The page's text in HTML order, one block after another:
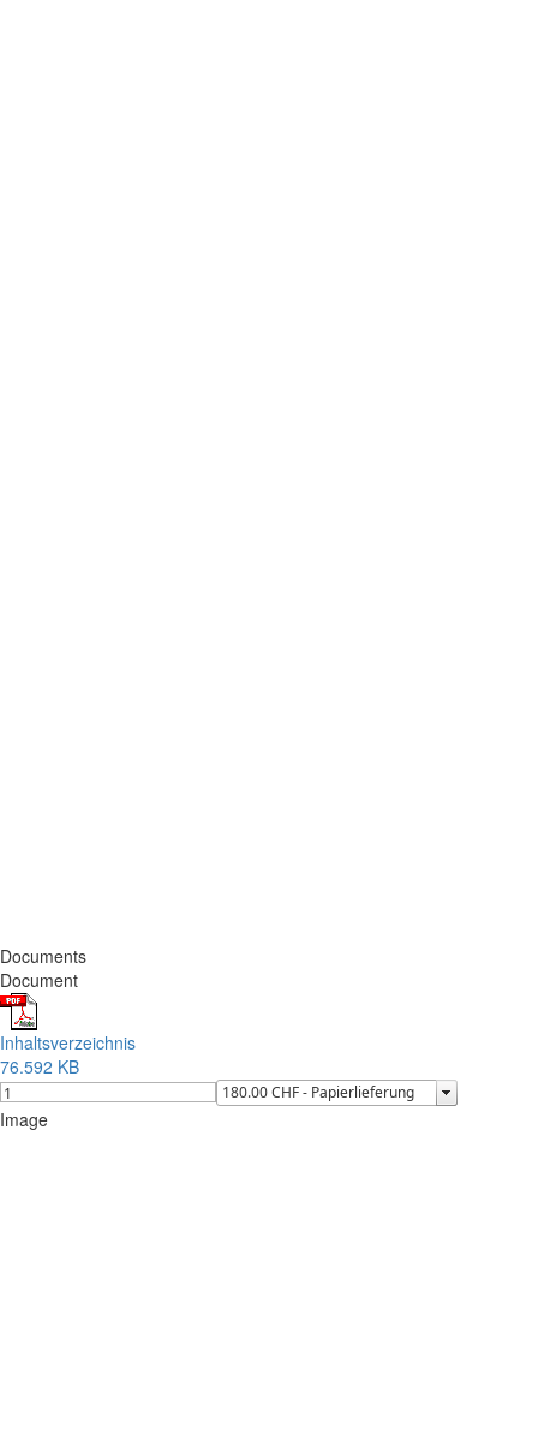
Documents
Document
Inhaltsverzeichnis
76.592 KB
Image